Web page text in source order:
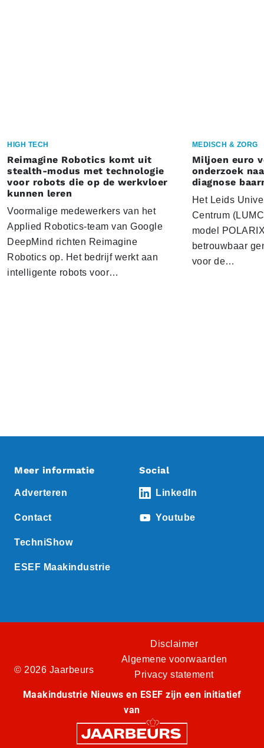
HIGH TECH
Reimagine Robotics komt uit
stealth-modus met technologie
voor robots die op de werkvloer
kunnen leren
Voormalige medewerkers van het
Applied Robotics-team van Google
DeepMind richten Reimagine
Robotics op. Het bedrijf werkt aan
intelligente robots voor…
MEDISCH & ZORG
Miljoen euro
onderzoek
diagnose
Het Leids
Centrum
model
betrouwbaar
voor de…
Meer informatie
Adverteren
Contact
TechniShow
ESEF Maakindustrie
Social
LinkedIn
Youtube
© 2026 Jaarbeurs
Disclaimer
Algemene voorwaarden
Privacy statement
Maakindustrie Nieuws en ESEF zijn een initiatief
van